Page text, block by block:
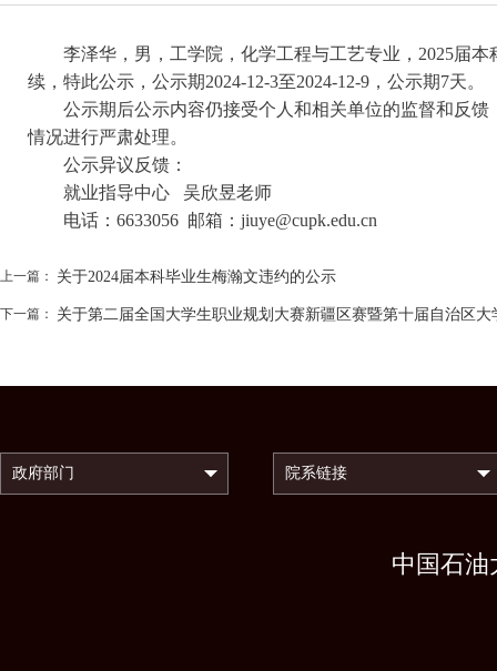
李泽华，男，工学院， 化学工程与工艺专业，2025届
续，特此公示，公示期2024-12-3至2024-12-9 ，公示期7天。
公示期后公示内容仍接受个人和相关单位的监督和反
情况进行严肃处理。
公示异议反馈：
就业指导中心 吴欣昱老师
电话：6633056 邮箱：jiuye@cupk.edu.cn
上一篇： 关于2024届本科毕业生梅瀚文违约的公示
下一篇： 关于第二届全国大学生职业规划大赛新疆区赛暨第十届自治区
中国石